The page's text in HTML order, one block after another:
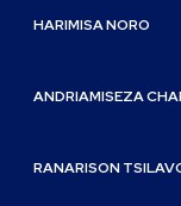
HARIMISA NORO
ANDRIAMISEZA
RANARISON